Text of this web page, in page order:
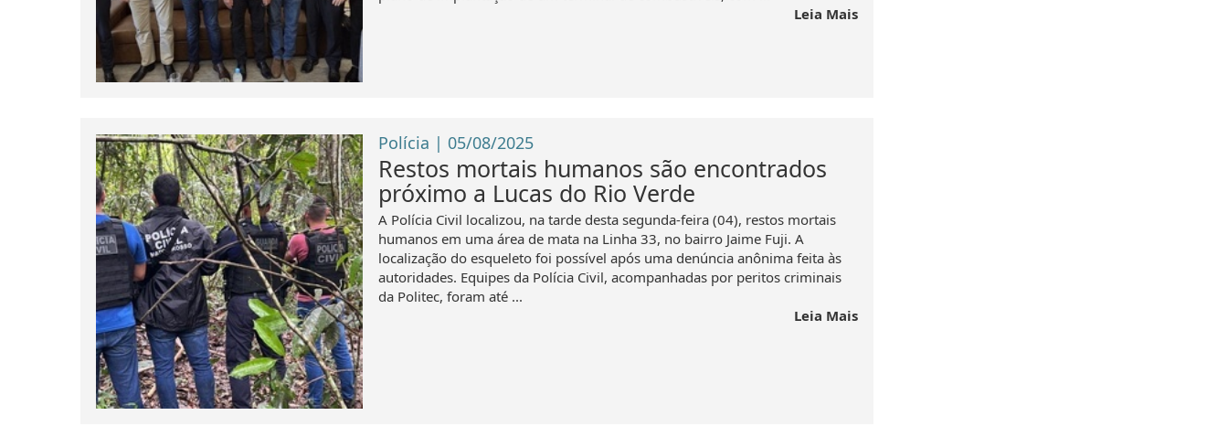
Leia Mais
Polícia | 05/08/2025
Restos mortais humanos são encontrados
próximo a Lucas do Rio Verde
A Polícia Civil localizou, na tarde desta segunda-feira (04), restos mortais
humanos em uma área de mata na Linha 33, no bairro Jaime Fuji. A
localização do esqueleto foi possível após uma denúncia anônima feita às
autoridades. Equipes da Polícia Civil, acompanhadas por peritos criminais
da Politec, foram até ...
Leia Mais